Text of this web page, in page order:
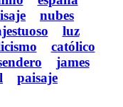
nubes
luz
católico
james
paisaje